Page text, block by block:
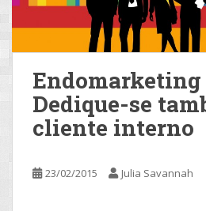
Endomarketing
Dedique-se
cliente interno
23/02/2015 Julia Savannah